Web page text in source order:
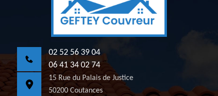
02 52 56 39 04
06 41 34 02 74
15 Rue du Palais de Justice
50200 Coutances